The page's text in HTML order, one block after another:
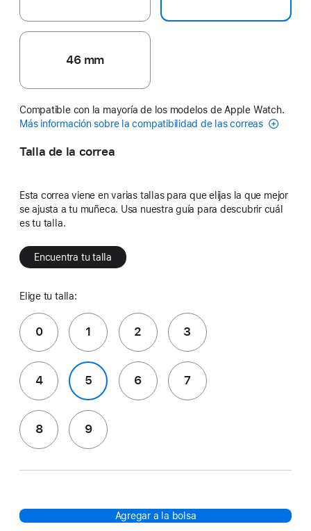
46 mm
Compatible con la mayoría de los modelos de Apple Watch.
Más información sobre la compatibilidad de las correas
Talla de la correa
Esta correa viene en varias tallas para que elijas la que mejor
se ajusta a tu muñeca. Usa nuestra guía para descubrir cuál
es tu talla.
Encuentra tu talla
Elige tu talla:
0 1 2 3
4 5 6 7
8 9
Agregar a la bolsa